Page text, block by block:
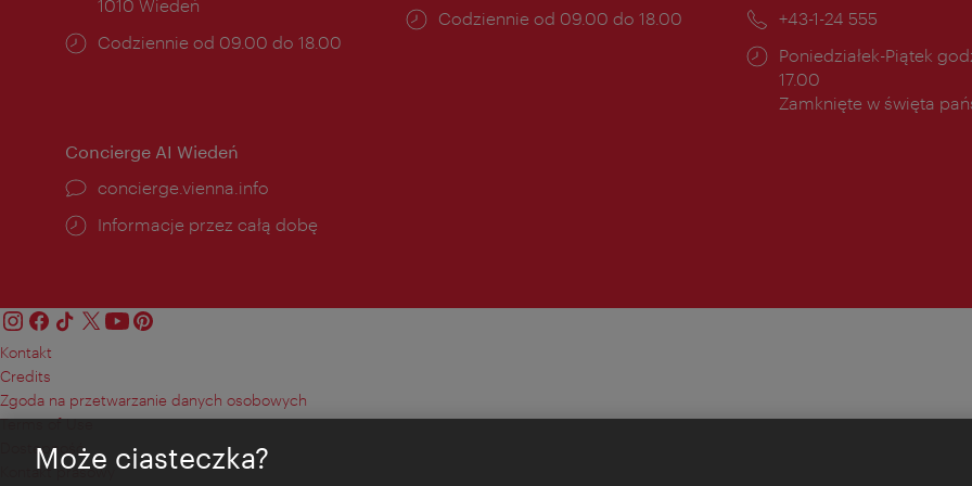
1010 Wiedeń
Godziny
Codziennie od 09.00 do 18.00
Godziny
Codziennie od 09.00 do 18.00
Telefon:
+43-1-24 555
Godziny
otwarcia:
Poniedziałek-Piątek
17.00
Zamknięte w święta
Concierge AI Wiedeń
concierge.vienna.info
Informacje przez całą dobę
Kontakt
Credits
Zgoda na przetwarzanie danych osobowych
Terms of Use
Dostępność
Kontakt prasowy
Może ciasteczka?